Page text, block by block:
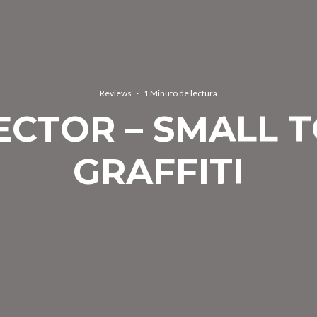
Reviews · 1 Minuto de lectura
– SMALL
GRAFFITI